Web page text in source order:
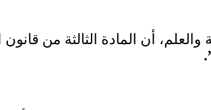
أن المادة الثالثة من قانون
.